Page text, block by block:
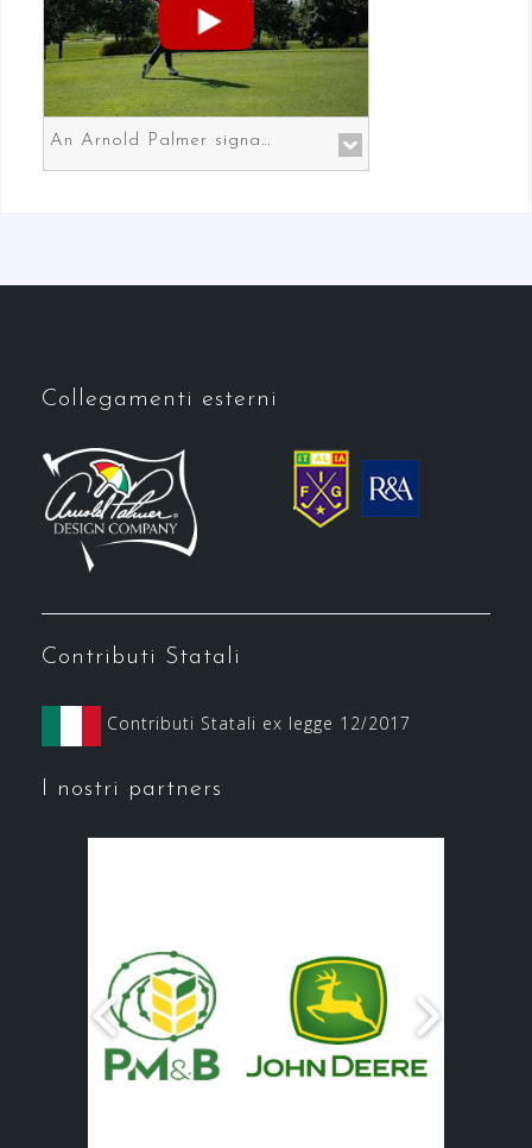
An Arnold Palmer signature course in Prato the gateway to Florence
Collegamenti esterni
Contributi Statali
Contributi Statali ex legge 12/2017
I nostri partners